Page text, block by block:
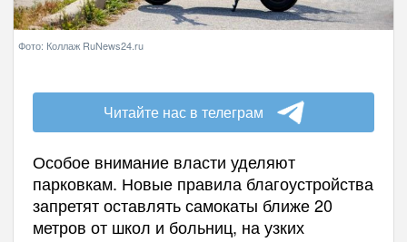
Фото: Коллаж RuNews24.ru
Читайте нас в телеграм
Особое внимание власти уделяют
парковкам. Новые правила благоустройства
запретят оставлять самокаты ближе 20
метров от школ и больниц, на узких